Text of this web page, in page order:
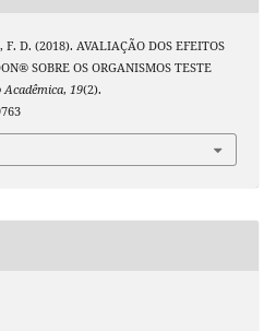
D. (2018). AVALIAÇÃO DOS EFEITOS
SOBRE OS ORGANISMOS TESTE
Acadêmica, 19(2).